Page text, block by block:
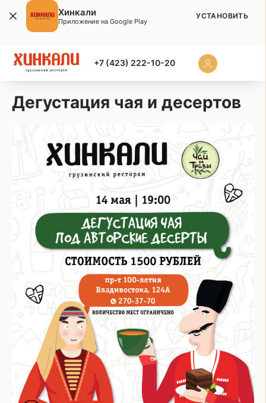
+7 (423) 222-10-20
Дегустация чая и десертов
Хинкали
Приложение на Google Play
УСТАНОВИТЬ